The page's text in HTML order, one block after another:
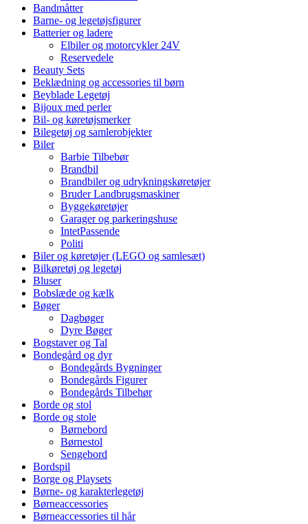
Bandmåtter
Barne- og legetøjsfigurer
Batterier og ladere
Elbiler og motorcykler 24V
Reservedele
Beauty Sets
Beklædning og accessories til børn
Beyblade Legetøj
Bijoux med perler
Bil- og køretøjsmerker
Bilegetøj og samlerobjekter
Biler
Barbie Tilbebør
Brandbil
Brandbiler og udrykningskøretøjer
Bruder Landbrugsmaskiner
Byggekøretøjer
Garager og parkeringshuse
IntetPassende
Politi
Biler og køretøjer (LEGO og samlesæt)
Bilkøretøj og legetøj
Bluser
Bobslæde og kælk
Bøger
Dagbøger
Dyre Bøger
Bogstaver og Tal
Bondegård og dyr
Bondegårds Bygninger
Bondegårds Figurer
Bondegårds Tilbehør
Borde og stol
Borde og stole
Børnebord
Børnestol
Sengebord
Bordspil
Borge og Playsets
Børne- og karakterlegetøj
Børneaccessories
Børneaccessories til hår